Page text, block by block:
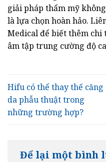
giải pháp thẩm mỹ
là lựa chọn hoàn hảo.
Medical để biết thêm chi
âm tập trung cường độ
Hifu có thể thay thế căng
da phẫu thuật trong
những trường hợp?
Để lại một bình